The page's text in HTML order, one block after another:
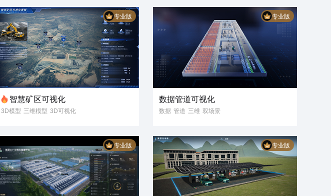
三维模型 3D模型 3D可视化
专业版
智慧矿区可视化
3D模型 三维模型 3D可视化
智慧矿区 煤矿矿场
煤矿作业 煤场作业
施工现场
专业版
数据管道可视化
数据 管道 三维 双场景
专业版 专业版